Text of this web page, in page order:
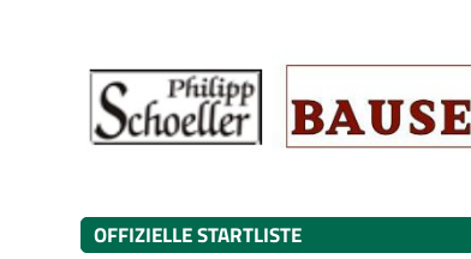
OFFIZIELLE STARTLISTE